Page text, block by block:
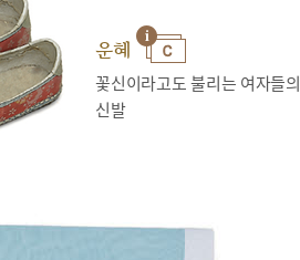
운혜
꽃신이라고도 불리는 여자들의
신발